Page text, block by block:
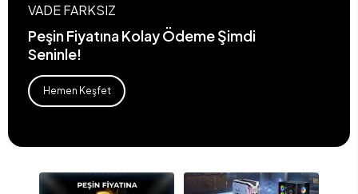
VADE FARKSIZ
Peşin Fiyatına Kolay Ödeme Şimdi
Seninle!
Hemen Keşfet